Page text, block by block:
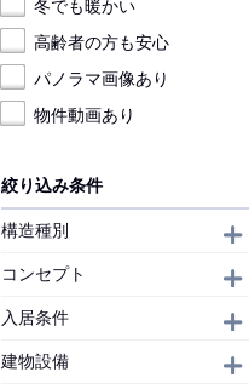
冬でも暖かい
高齢者の方も安心
パノラマ画像あり
物件動画あり
絞り込み条件
構造種別
コンセプト
入居条件
建物設備